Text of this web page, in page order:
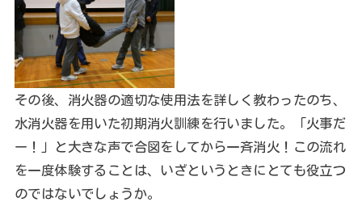
その後、消火器の適切な使用法を詳しく教わったのち、
水消火器を用いた初期消火訓練を行いました。「火事だ
ー！」と大きな声で合図をしてから一斉消火！この流れ
を一度体験することは、いざというときにとても役立つ
のではないでしょうか。